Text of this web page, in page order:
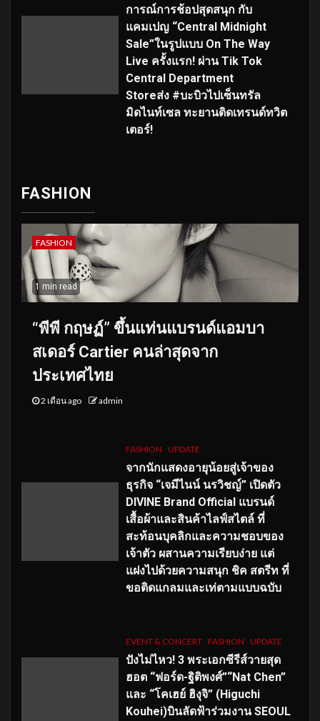
การณ์การช้อปสุดสนุก กับ
แคมเปญ “Central Midnight
Sale”ในรูปแบบ On The Way
Live ครั้งแรก! ผ่าน Tik Tok
Central Department
Storeส่ง #บะบิวไปเซ็นทรัล
มิดไนท์เซล ทะยานติดเทรนด์ทวิต
เตอร์!
FASHION
FASHION
1 min read
“พีพี กฤษฏ์” ขึ้นแท่นแบรนด์แอมบา
สเดอร์ Cartier คนล่าสุดจาก
ประเทศไทย
2 เดือน ago admin
FASHION UPDATE
จากนักแสดงอายุน้อยสู่เจ้าของ
ธุรกิจ “เจมีไนน์ นรวิชญ์” เปิดตัว
DIVINE Brand Official แบรนด์
เสื้อผ้าและสินค้าไลฟ์สไตล์ ที่
สะท้อนบุคลิกและความชอบของ
เจ้าตัว ผสานความเรียบง่าย แต่
แฝงไปด้วยความสนุก ชิค สตรีท ที่
ขอติดแกลมและเท่ตามแบบฉบับ
EVENT & CONCERT FASHION UPDATE
ปังไม่ไหว! 3 พระเอกซีรีส์วายสุด
ฮอต “ฟอร์ด-ฐิติพงศ์”“Nat Chen”
และ “โคเฮย์ ฮิงุจิ” (Higuchi
Kouhei)บินลัดฟ้าร่วมงาน SEOUL